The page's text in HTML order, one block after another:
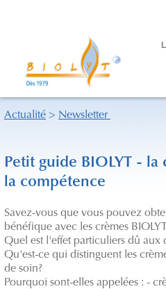
Actualité > Newsletter
Petit guide BIOLYT - la
la compétence
Savez-vous que vous pouvez
bénéfique avec les crèmes
Quel est l'effet particuliers dû aux
Qu'est-ce qui distinguent les
de soin?
Pourquoi sont-elles appelées : -